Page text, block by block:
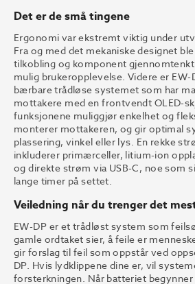
Det er de små tingene
Ergonomi var ekstremt viktig under
Fra og med det mekaniske designet
tilkobling og komponent
mulig brukeropplevelse. Videre er
bærbare trådløse systemet som har
mottakere med en frontvendt OLED-
funksjonene muliggjør enkelhet og
monterer mottakeren, og gir optimal
plassering, vinkel eller lys. En rekke
inkluderer primærceller, litium-ion
og direkte strøm via USB-C, noe som
lange timer på settet.
Veiledning når du trenger det
EW-DP er et trådløst system som
gamle ordtaket sier, å feile er
gir forslag til feil som oppstår ved
DP. Hvis lydklippene dine er, vil
forsterkningen. Når batteriet begynner